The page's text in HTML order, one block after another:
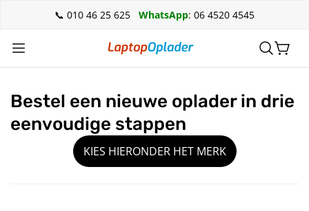
📞 010 46 25 625 WhatsApp: 06 4520 4545
Bestel een nieuwe oplader in drie
eenvoudige stappen
KIES HIERONDER HET MERK